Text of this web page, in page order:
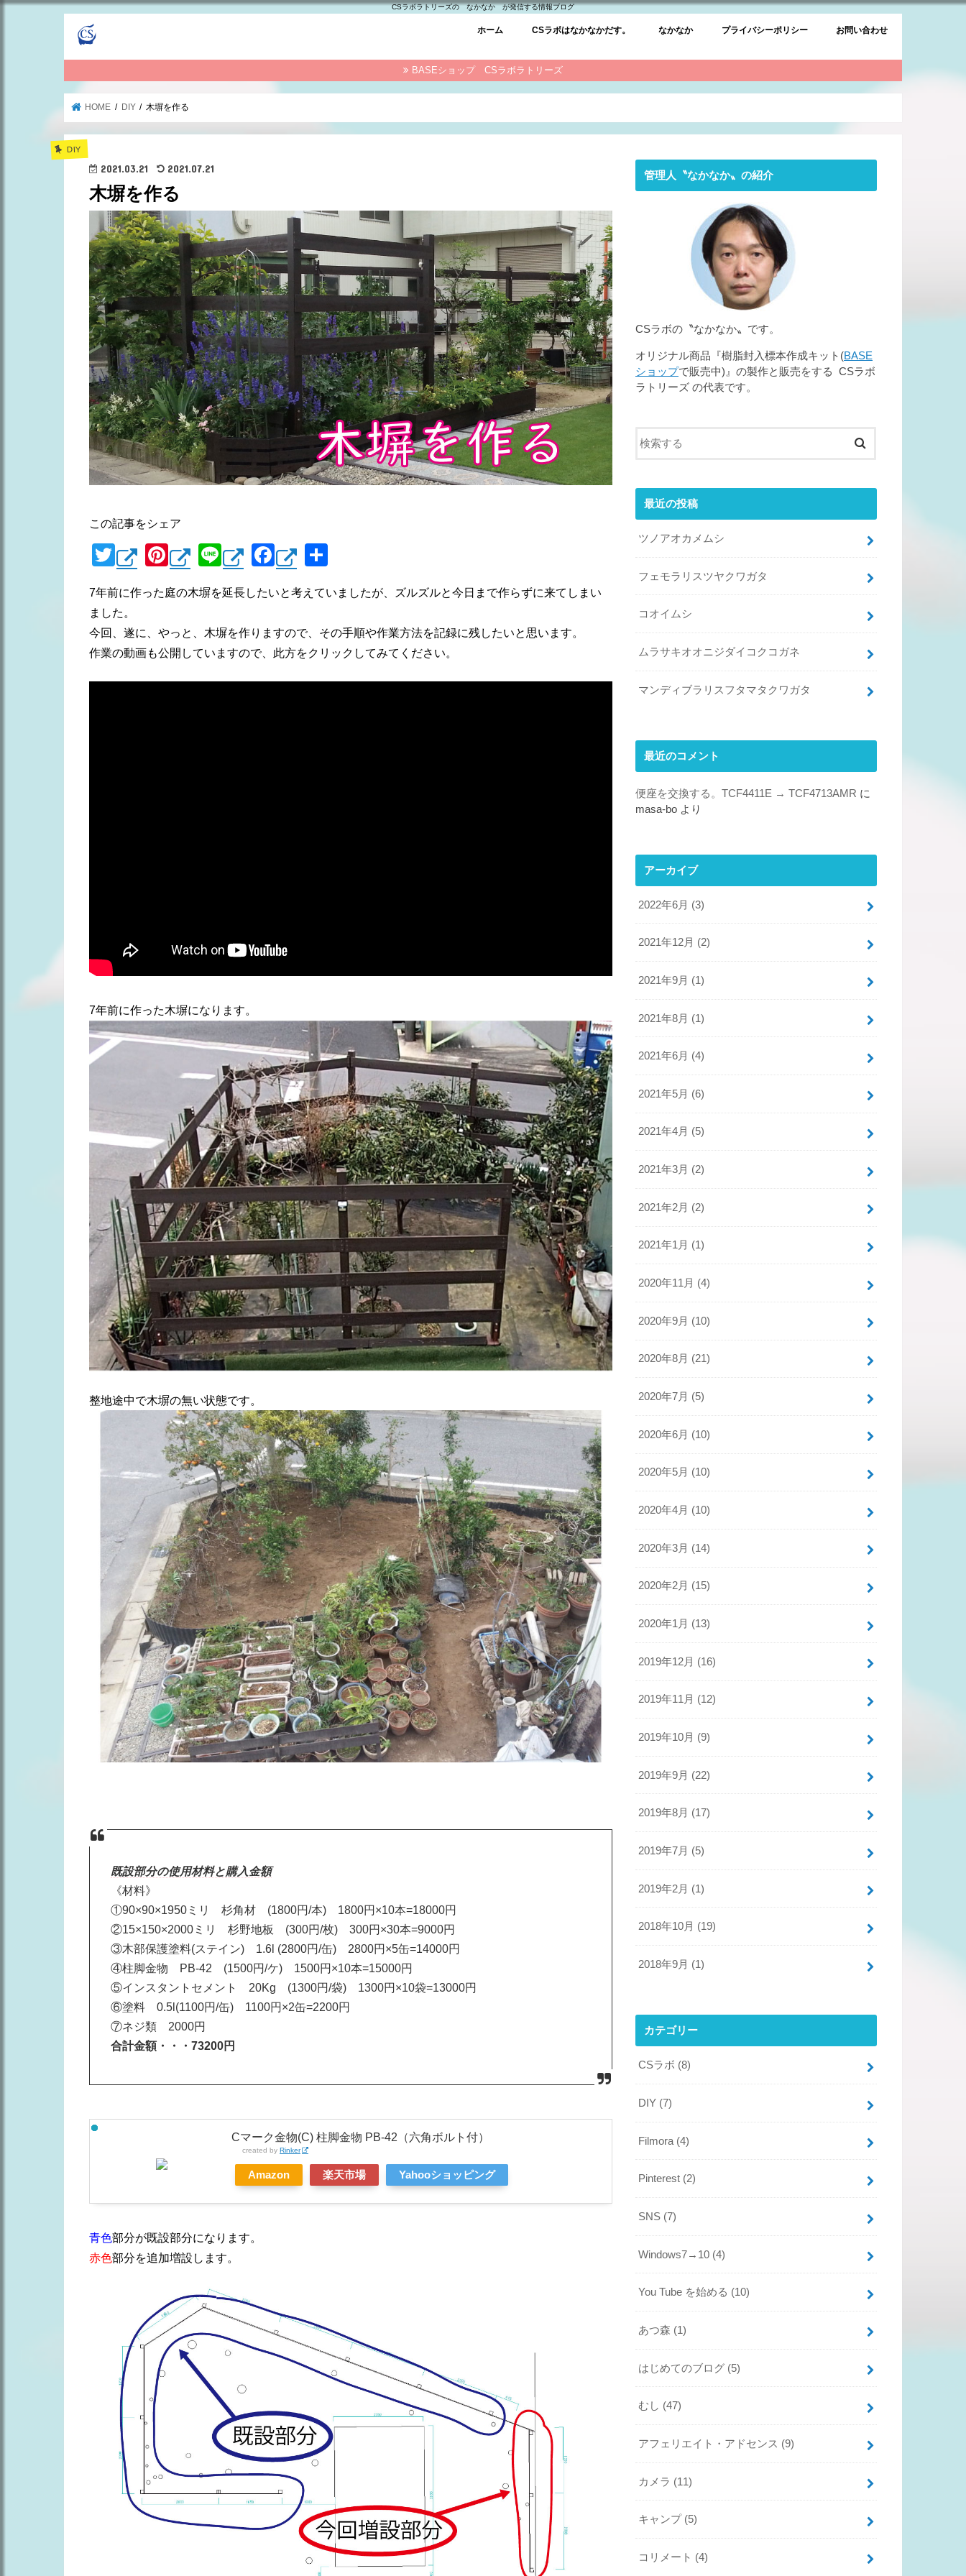
CSラボラトリーズの なかなか が発信する情報ブログ
ホーム CSラボはなかなかだす。 なかなか プライバシーポリシー お問い合わせ
BASEショップ CSラボラトリーズ
HOME DIY 木塀を作る
DIY
2021.03.21 2021.07.21
木塀を作る
この記事をシェア
T
wi
tt
er
Pi
nt
er
e
st
Li
n
e
F
a
c
e
b
7年前に作った庭の木塀を延長したいと考えていましたが、ズルズルと今日まで作らずに来てしまい
ました。
今回、遂に、やっと、木塀を作りますので、その手順や作業方法を記録に残したいと思います。
作業の動画も公開していますので、此方をクリックしてみてください。
7年前に作った木塀になります。
整地途中で木塀の無い状態です。
既設部分の使用材料と購入金額
《材料》
①90×90×1950ミリ 杉角材 (1800円/本) 1800円×10本=18000円
②15×150×2000ミリ 杉野地板 (300円/枚) 300円×30本=9000円
③木部保護塗料(ステイン) 1.6l (2800円/缶) 2800円×5缶=14000円
④柱脚金物 PB-42 (1500円/ケ) 1500円×10本=15000円
⑤インスタントセメント 20Kg (1300円/袋) 1300円×10袋=13000円
⑥塗料 0.5l(1100円/缶) 1100円×2缶=2200円
⑦ネジ類 2000円
合計金額・・・73200円
Cマーク金物(C) 柱脚金物 PB-42（六角ボルト付）
created by Rinker
Amazon 楽天市場 Yahooショッピング
青色部分が既設部分になります。
赤色部分を追加増設します。
管理人〝なかなか〟の紹介
CSラボの〝なかなか〟です。
オリジナル商品『樹脂封入標本作成キット(BASE
ショップで販売中)』の製作と販売をする CSラボ
ラトリーズ の代表です。
最近の投稿
ツノアオカメムシ
フェモラリスツヤクワガタ
コオイムシ
ムラサキオオニジダイコクコガネ
マンディブラリスフタマタクワガタ
最近のコメント
便座を交換する。TCF4411E → TCF4713AMR に
masa-bo より
アーカイブ
2022年6月 (3)
2021年12月 (2)
2021年9月 (1)
2021年8月 (1)
2021年6月 (4)
2021年5月 (6)
2021年4月 (5)
2021年3月 (2)
2021年2月 (2)
2021年1月 (1)
2020年11月 (4)
2020年9月 (10)
2020年8月 (21)
2020年7月 (5)
2020年6月 (10)
2020年5月 (10)
2020年4月 (10)
2020年3月 (14)
2020年2月 (15)
2020年1月 (13)
2019年12月 (16)
2019年11月 (12)
2019年10月 (9)
2019年9月 (22)
2019年8月 (17)
2019年7月 (5)
2019年2月 (1)
2018年10月 (19)
2018年9月 (1)
カテゴリー
CSラボ (8)
DIY (7)
Filmora (4)
Pinterest (2)
SNS (7)
Windows7→10 (4)
You Tube を始める (10)
あつ森 (1)
はじめてのブログ (5)
むし (47)
アフェリエイト・アドセンス (9)
カメラ (11)
キャンプ (5)
コリメート (4)